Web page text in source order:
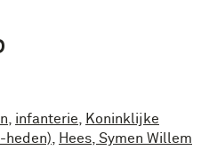
infanterie
Koninklijke
heden)
Hees, Symen Willem